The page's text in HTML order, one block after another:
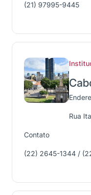
(21) 97995-9445
Rua
Contato
(22) 2645-1344 /